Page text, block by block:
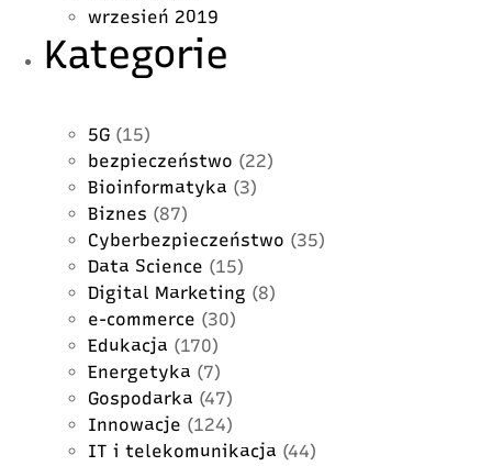
wrzesień 2019
Kategorie
5G (15)
bezpieczeństwo (22)
Bioinformatyka (3)
Biznes (87)
Cyberbezpieczeństwo (35)
Data Science (15)
Digital Marketing (8)
e-commerce (30)
Edukacja (170)
Energetyka (7)
Gospodarka (47)
Innowacje (124)
IT i telekomunikacja (44)